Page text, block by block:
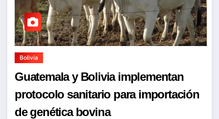
Bolivia
Guatemala y Bolivia implementan
protocolo sanitario para importación
de genética bovina